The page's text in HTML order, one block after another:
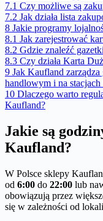
7.1 Czy możliwe są
7.2 Jak działa lista
8 Jakie programy
8.1 Jak zarejestrować
8.2 Gdzie znaleźć
8.3 Czy działa Karta
9 Jak Kaufland
handlowym i na stacjach
10 Dlaczego warto
Kaufland?
Jakie są
Kaufland?
W Polsce sklepy
od 6:00 do 22:00 lub
obowiązują przez
się w zależności od